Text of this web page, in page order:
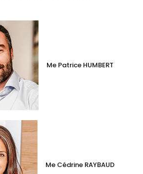
Me Patrice HUMBERT
Me Cédrine RAYBAUD